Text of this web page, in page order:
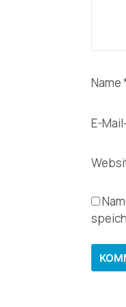
Name
E-